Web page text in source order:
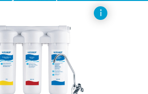
+37529 88 028 02